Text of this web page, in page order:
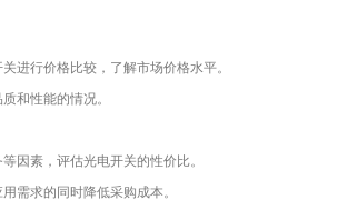
进行价格比较，了解市场价格水平。
和性能的情况。
因素，评估光电开关的性价比。
需求的同时降低采购成本。